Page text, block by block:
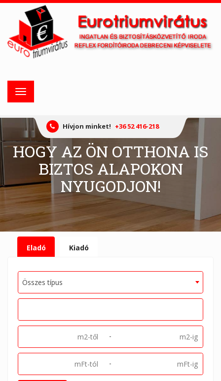
Toggle
navigation
Hívjon minket! +36 52 416-218
HOGY AZ ÖN OTTHONA IS
BIZTOS ALAPOKON
NYUGODJON!
Eladó Kiadó
Összes típus
-
-